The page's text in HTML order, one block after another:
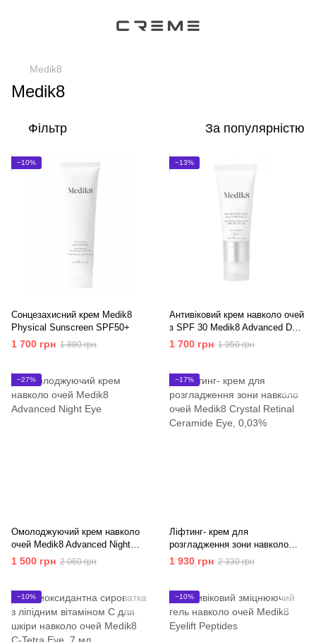
Medik8
Medik8
Фільтр За популярністю
−10%
Сонцезахисний крем Medik8
Physical Sunscreen SPF50+
1 700 грн 1 880 грн
−13%
Антивіковий крем навколо очей
з SPF 30 Medik8 Advanced Day
Eye Protect SPF 30
1 700 грн 1 950 грн
−27%
Омолоджуючий крем навколо
очей Medik8 Advanced Night
Eye
1 500 грн 2 060 грн
−17%
Ліфтинг- крем для
розгладження зони навколо
очей Medik8 Crystal Retinal
Ceramide Eye
1 930 грн 2 330 грн
−10% −10%